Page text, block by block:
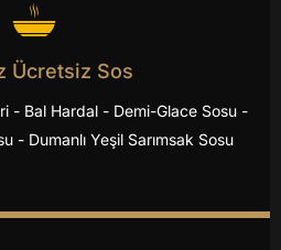
Ücretsiz Sos
- Bal Hardal - Demi-Glace Sosu -
- Dumanlı Yeşil Sarımsak Sosu